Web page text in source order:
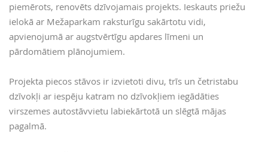
piemērots, renovēts dzīvojamais projekts. Ieskauts priežu
ielokā ar Mežaparkam raksturīgu sakārtotu vidi,
apvienojumā ar augstvērtīgu apdares līmeni un
pārdomātiem plānojumiem.
Projekta piecos stāvos ir izvietoti divu, trīs un četristabu
dzīvokļi ar iespēju katram no dzīvokļiem iegādāties
virszemes autostāvvietu labiekārtotā un slēgtā mājas
pagalmā.